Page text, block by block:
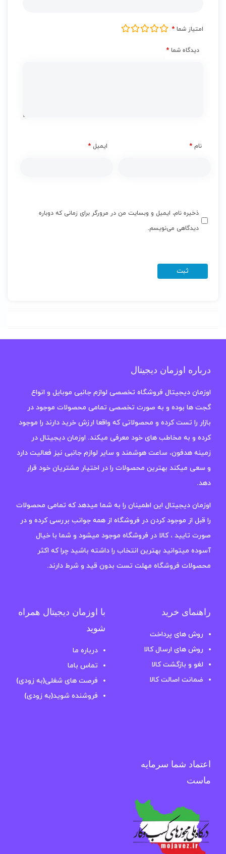
امتیاز شما *
دیدگاه شما *
نام * ایمیل *
ذخیره نام، ایمیل و وبسایت من در مرورگر برای زمانی که دوباره
دیدگاهی می‌نویسم.
درباره اوزمان دیجیتال
اوزمان دیجیتال فروشگاه تخصصی لوازم جانبی موبایل و انواع
گجت ها بوده و به صورت تخصصی تمامی محصولات موجود در
بازار را تست کرده و محصولاتی که واقعا ارزش خرید دارند را موجود
کرده و به مخاطب های خود معرفی میکند. اوزمان دیجیتال در
زمینه هدفون، ساعت هوشمند و سایر لوازم جانبی نیز فعالیت دارد
و سعی میکند بهترین محصولات را در اختیار مشتریان خود قرار
دهد.
اوزمان دیجیتال این اطمینان را به شما میدهد که تمامی محصولات
را قبل از موجود کردن در فروشگاه از همه جوانب بررسی کرده و در
صورت تایید ، کالا در فروشگاه موجود میشود و شما با خیال
آسوده میتوانید بهترین انتخاب را داشته باشید چرا که اکثر
محصولات فروشگاه مهلت تست بدون قید و شرط دارند.
راهنمای خرید
روش های پرداخت
روش های ارسال کالا
لغو و بازگشت کالا
ضمانت اصالت کالا
با اوزمان دیجیتال همراه
شوید
درباره ما
تماس باما
فرصت های شغلی(به زودی)
فروشنده شوید(به زودی)
اعتماد شما سرمایه
ماست